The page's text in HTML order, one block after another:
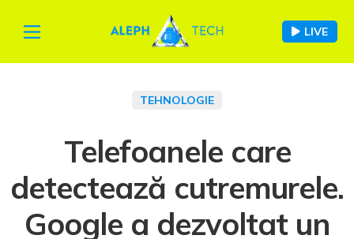
LIVE
TEHNOLOGIE
Telefoanele care
detectează cutremurele.
Google a dezvoltat un